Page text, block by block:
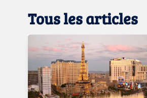
Tous les articles